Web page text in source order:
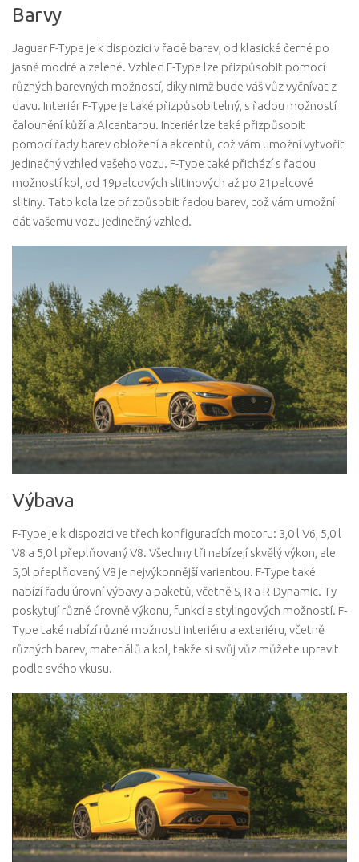
Barvy
Jaguar F-Type je k dispozici v řadě barev, od klasické černé po
jasně modré a zelené. Vzhled F-Type lze přizpůsobit pomocí
různých barevných možností, díky nimž bude váš vůz vyčnívat z
davu. Interiér F-Type je také přizpůsobitelný, s řadou možností
čalounění kůží a Alcantarou. Interiér lze také přizpůsobit
pomocí řady barev obložení a akcentů, což vám umožní vytvořit
jedinečný vzhled vašeho vozu. F-Type také přichází s řadou
možností kol, od 19palcových slitinových až po 21palcové
slitiny. Tato kola lze přizpůsobit řadou barev, což vám umožní
dát vašemu vozu jedinečný vzhled.
Výbava
F-Type je k dispozici ve třech konfiguracích motoru: 3,0 l V6, 5,0 l
V8 a 5,0 l přeplňovaný V8. Všechny tři nabízejí skvělý výkon, ale
5,0l přeplňovaný V8 je nejvýkonnější variantou. F-Type také
nabízí řadu úrovní výbavy a paketů, včetně S, R a R-Dynamic. Ty
poskytují různé úrovně výkonu, funkcí a stylingových možností. F-
Type také nabízí různé možnosti interiéru a exteriéru, včetně
různých barev, materiálů a kol, takže si svůj vůz můžete upravit
podle svého vkusu.